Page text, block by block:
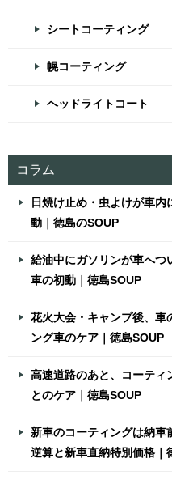
シートコーティング
幌コーティング
ヘッドライトコート
コラム
日焼け止め・虫よけが車
動｜徳島のSOUP
給油中にガソリンが車へつ
車の初動｜徳島SOUP
花火大会・キャンプ後、車
ング車のケア｜徳島SOUP
高速道路のあと、コーティ
とのケア｜徳島SOUP
新車のコーティングは納車
逆算と新車直納特別価格｜